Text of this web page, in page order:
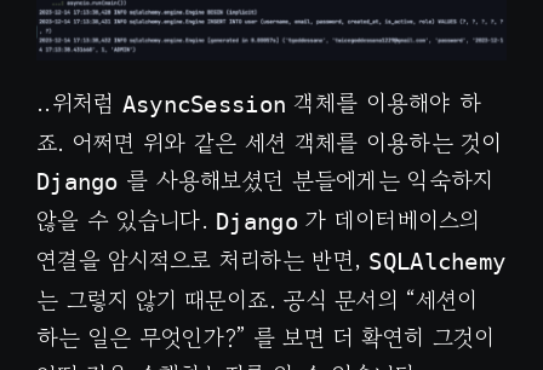
..위처럼 AsyncSession 객체를 이용해야 하
죠. 어쩌면 위와 같은 세션 객체를 이용하는 것이
Django 를 사용해보셨던 분들에게는 익숙하지
않을 수 있습니다. Django가 데이터베이스의
연결을 암시적으로 처리하는 반면, SQLAlchemy
는 그렇지 않기 때문이죠. 공식 문서의 “세션이
하는 일은 무엇인가?” 를 보면 더 확연히 그것이